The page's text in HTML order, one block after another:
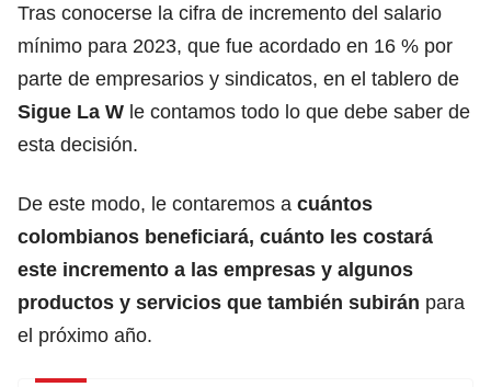
Tras conocerse la cifra de incremento del salario
mínimo para 2023, que fue acordado en 16 % por
parte de empresarios y sindicatos, en el tablero de
Sigue La W le contamos todo lo que debe saber de
esta decisión.
De este modo, le contaremos a cuántos
colombianos beneficiará, cuánto les costará
este incremento a las empresas y algunos
productos y servicios que también subirán para
el próximo año.